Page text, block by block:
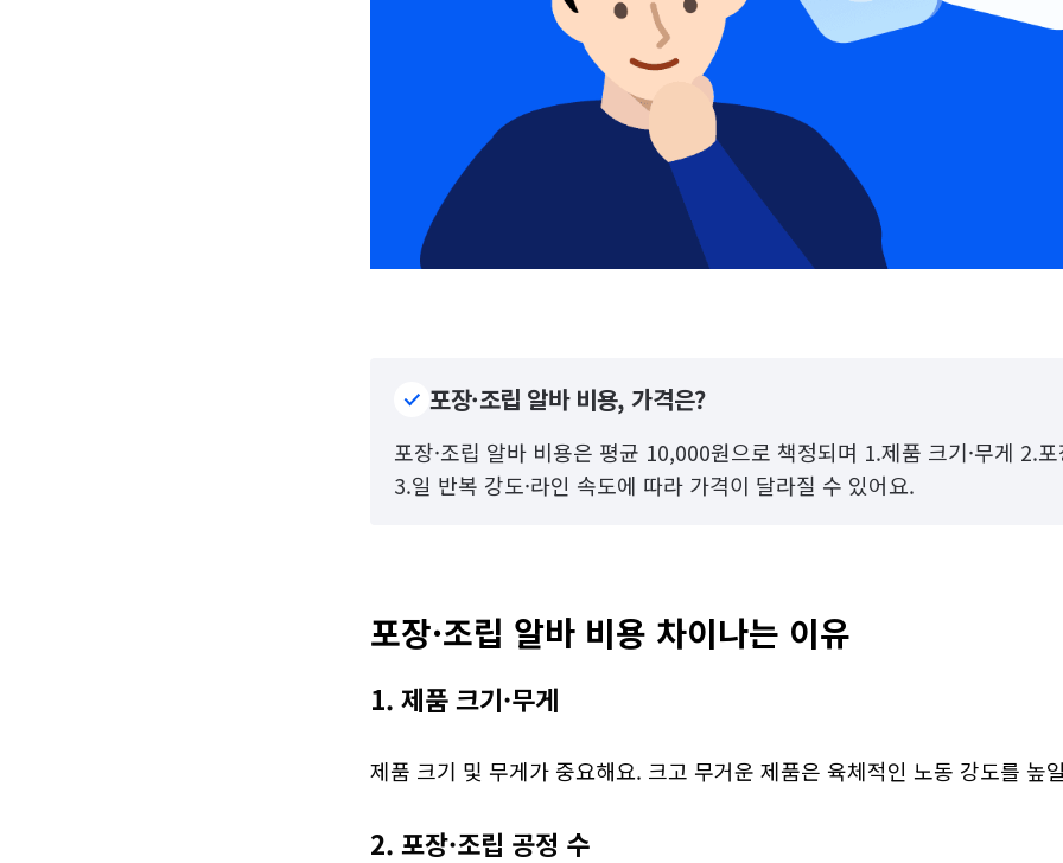
포장·조립 알바 비용, 가격은?
포장·조립 알바 비용은 평균 10,000원으로 책정되며 1.제품 크기·무게 2.포
3.일 반복 강도·라인 속도에 따라 가격이 달라질 수 있어요.
포장·조립 알바 비용 차이나는 이유
1. 제품 크기·무게
제품 크기 및 무게가 중요해요. 크고 무거운 제품은 육체적인 노동 강도를 높
2. 포장·조립 공정 수